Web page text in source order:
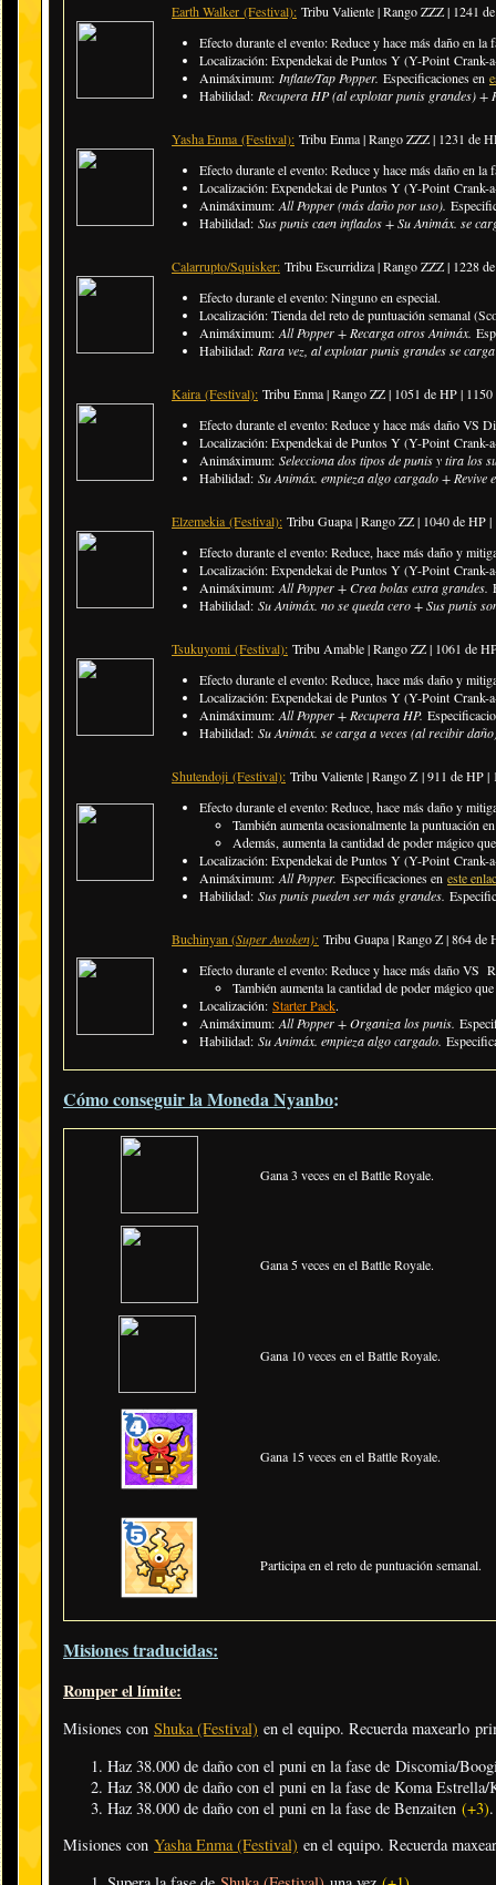
Earth Walker (Festival): Tribu Valiente | Rango ZZZ | 1241
Efecto durante el evento: Reduce y hace más daño en
Localización: Expendekai de Puntos Y (Y-Point Crank-
Animáximum: Inflate/Tap Popper. Especificaciones en
Habilidad: Recupera HP (al explotar punis grandes)
Yasha Enma (Festival): Tribu Enma | Rango ZZZ | 1231 de
Efecto durante el evento: Reduce y hace más daño en
Localización: Expendekai de Puntos Y (Y-Point Crank-
Animáximum: All Popper (más daño por uso).
Habilidad: Sus punis caen inflados + Su Animáx. se
Calarrupto/Squisker: Tribu Escurridiza | Rango ZZZ | 1228
Efecto durante el evento: Ninguno en especial.
Localización: Tienda del reto de puntuación semanal
Animáximum: All Popper + Recarga otros Animáx.
Habilidad: Rara vez, al explotar punis grandes se
Kaira (Festival): Tribu Enma | Rango ZZ | 1051 de HP |
Efecto durante el evento: Reduce y hace más daño VS
Localización: Expendekai de Puntos Y (Y-Point Crank-
Animáximum: Selecciona dos tipos de punis y tira los
Habilidad: Su Animáx. empieza algo cargado + Revive
Elzemekia (Festival): Tribu Guapa | Rango ZZ | 1040 de HP
Efecto durante el evento: Reduce, hace más daño y
Localización: Expendekai de Puntos Y (Y-Point Crank-
Animáximum: All Popper + Crea bolas extra grandes.
Habilidad: Su Animáx. no se queda cero + Sus punis
Tsukuyomi (Festival): Tribu Amable | Rango ZZ | 1061 de
Efecto durante el evento: Reduce, hace más daño y
Localización: Expendekai de Puntos Y (Y-Point Crank-
Animáximum: All Popper + Recupera HP.
Habilidad: Su Animáx. se carga a veces (al recibir
Shutendoji (Festival): Tribu Valiente | Rango Z | 911 de HP |
Efecto durante el evento: Reduce, hace más daño y
También aumenta ocasionalmente la puntuación
Además, aumenta la cantidad de poder mágico
Localización: Expendekai de Puntos Y (Y-Point Crank-
Animáximum: All Popper. Especificaciones en este
Habilidad: Sus punis pueden ser más grandes.
Buchinyan (Super Awoken): Tribu Guapa | Rango Z | 864 de
Efecto durante el evento: Reduce y hace más daño VS
También aumenta la cantidad de poder mágico
Localización: Starter Pack.
Animáximum: All Popper + Organiza los punis.
Habilidad: Su Animáx. empieza algo cargado.
Cómo conseguir la Moneda Nyanbo:
Gana 3 veces en el Battle Royale.
Gana 5 veces en el Battle Royale.
Gana 10 veces en el Battle Royale.
Gana 15 veces en el Battle Royale.
Participa en el reto de puntuación semanal.
Misiones traducidas:
Romper el límite:
Misiones con Shuka (Festival) en el equipo. Recuerda maxearlo
Haz 38.000 de daño con el puni en la fase de Discomia/
Haz 38.000 de daño con el puni en la fase de Koma
Haz 38.000 de daño con el puni en la fase de Benzaiten (+3).
Misiones con Yasha Enma (Festival) en el equipo. Recuerda